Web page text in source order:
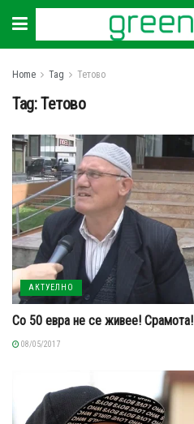
Home Tag Тетово
Tag:Тетово
АКТУЕЛНО
Со 50 евра не се живее! Срамота!
08/05/2017